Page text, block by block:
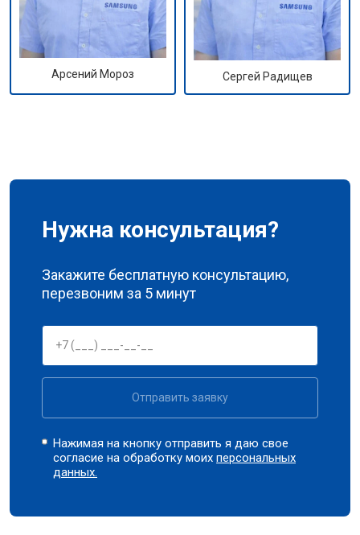
Арсений Мороз Сергей Радищев
Нужна консультация?
Закажите бесплатную консультацию,
перезвоним за 5 минут
Отправить заявку
Нажимая на кнопку отправить я даю свое
согласие на обработку моихперсональных
данных.